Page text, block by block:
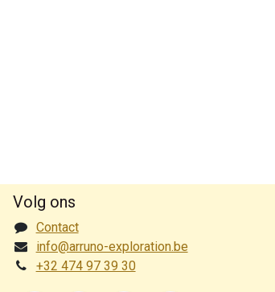
Volg ons
Contact
info@arruno-exploration.be
+32 474 97 39 30